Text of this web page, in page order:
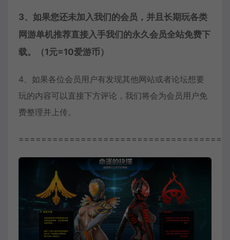
3、如果您还未加入我们的会员，并且长期玩各类
网游单机推荐直接入手我们的永久会员全站免费下
载。（1元=10爱游币）
4、如果各位会员用户有发现其他网站或者论坛想要
玩的内容可以直接下方评论，我们将会为会员用户免
费整理并上传。